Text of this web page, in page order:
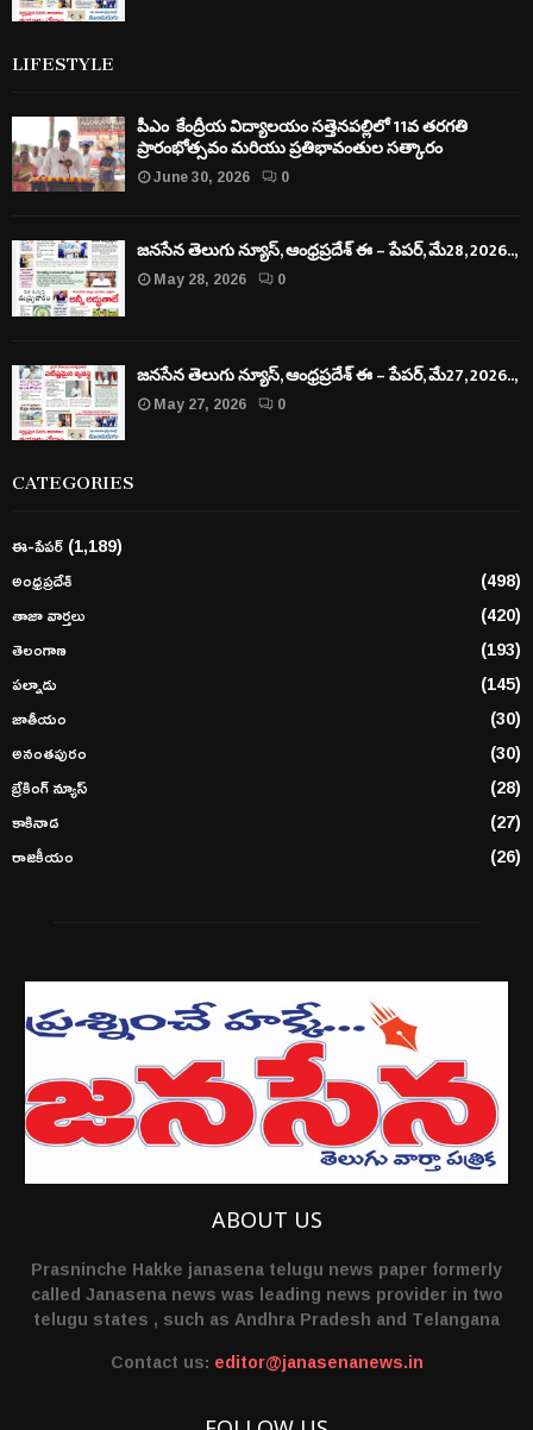
LIFESTYLE
పీఎం కేంద్రీయ విద్యాలయం సత్తెనపల్లిలో 11వ తరగతి
ప్రారంభోత్సవం మరియు ప్రతిభావంతుల సత్కారం
June 30, 2026
0
జనసేన తెలుగు న్యూస్, ఆంధ్రప్రదేశ్ ఈ – పేపర్, మే28, 2026..,
May 28, 2026
0
జనసేన తెలుగు న్యూస్, ఆంధ్రప్రదేశ్ ఈ – పేపర్, మే27, 2026..,
May 27, 2026
0
CATEGORIES
ఈ-పేపర్(1,189)
అంధ్రప్రదేశ్
(498)
తాజా వార్తలు
(420)
తెలంగాణ
(193)
పల్నాడు
(145)
జాతీయం
(30)
అనంతపురం
(30)
బ్రేకింగ్ న్యూస్
(28)
కాకినాడ
(27)
రాజకీయం
(26)
ABOUT US
Prasninche Hakke janasena telugu news paper formerly
called Janasena news was leading news provider in two
telugu states , such as Andhra Pradesh and Telangana
Contact us: editor@janasenanews.in